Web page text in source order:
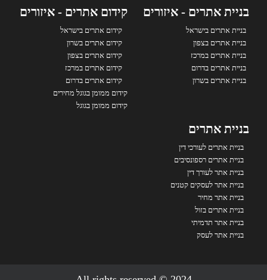
בניית אתרים - איזורים
בניית אתרים בישראל
בניית אתרים בצפון
בניית אתרים במרכז
בניית אתרים בדרום
בניית אתרים בשרון
קידום אתרים - איזורים
קידום אתרים בישראל
קידום אתרים בשרון
קידום אתרים בצפון
קידום אתרים במרכז
קידום אתרים בדרום
קידום ממומן בגוגל מחירים
קידום ממומן בגוגל
בניית אתרים
בניית אתרים לעורכי דין
בניית אתרים רספונסיבים
בניית אתר לעורך דין
בניית אתר לעסקים קטנים
בניית אתר מחיר
בניית אתרים בזול
בניית אתר תדמיתי
בניית אתר לעסק